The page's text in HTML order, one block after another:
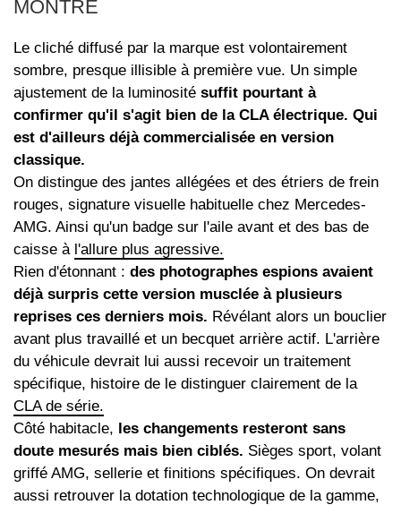
MONTRE
Le cliché diffusé par la marque est volontairement
sombre, presque illisible à première vue. Un simple
ajustement de la luminosité suffit pourtant à
confirmer qu'il s'agit bien de la CLA électrique. Qui
est d'ailleurs déjà commercialisée en version
classique.
On distingue des jantes allégées et des étriers de frein
rouges, signature visuelle habituelle chez Mercedes-
AMG. Ainsi qu'un badge sur l'aile avant et des bas de
caisse à l'allure plus agressive.
Rien d'étonnant : des photographes espions avaient
déjà surpris cette version musclée à plusieurs
reprises ces derniers mois. Révélant alors un bouclier
avant plus travaillé et un becquet arrière actif. L'arrière
du véhicule devrait lui aussi recevoir un traitement
spécifique, histoire de le distinguer clairement de la
CLA de série.
Côté habitacle, les changements resteront sans
doute mesurés mais bien ciblés. Sièges sport, volant
griffé AMG, sellerie et finitions spécifiques. On devrait
aussi retrouver la dotation technologique de la gamme,